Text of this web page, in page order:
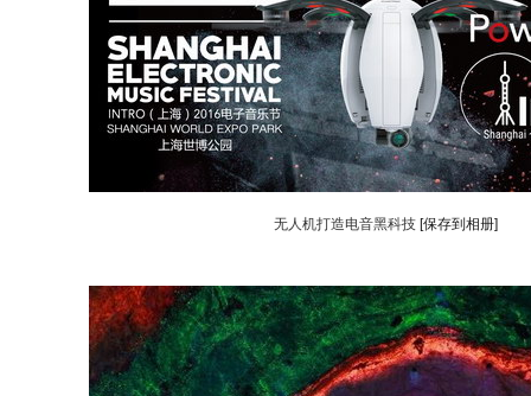
无人机打造电音黑科技 [保存到相册]